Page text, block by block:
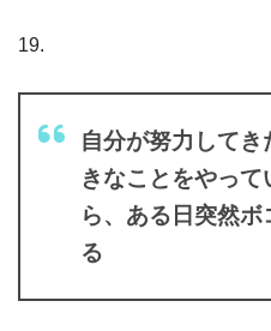
19.
自分が努力して
きなことをやっ
ら、ある日突然
る